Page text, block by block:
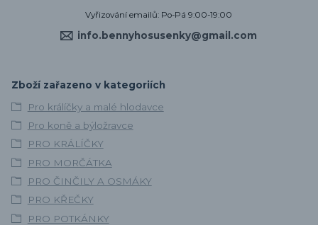
Vyřizování emailů: Po-Pá 9:00-19:00
info.bennyhosusenky@gmail.com
Zboží zařazeno v kategoriích
Pro králíčky a malé hlodavce
Pro koně a býložravce
PRO KRÁLÍČKY
PRO MORČÁTKA
PRO ČINČILY A OSMÁKY
PRO KŘEČKY
PRO POTKÁNKY